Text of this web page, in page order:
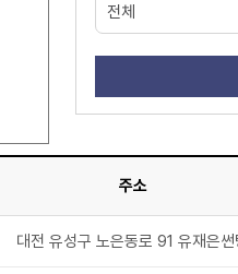
주소
대전 유성구 노은동로 91 유재은썬